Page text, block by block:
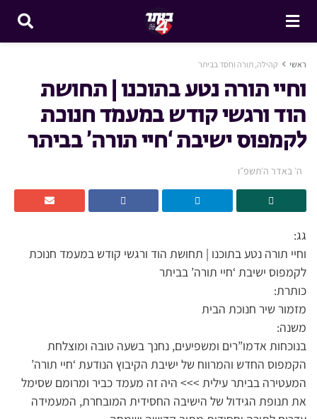
ראשי קהילה, תורה וחסד בביתר
וחיי תורה נטע בתוכנו | תחושת
הוד ורגשי קודש במעמד חנוכת
לקמפוס ישיבת ‘חיי תורה’ בביתר
ה׳ באדר ה׳תשפ״ו
גג:
וחיי תורה נטע בתוכנו | תחושת הוד ורגשי קודש במעמד חנוכת
לקמפוס ישיבת ‘חיי תורה’ בביתר
כותרת:
מזמור שיר חנוכת הבית
משנה:
בנוכחות אדמו”רים ומשפיעים, נחנך בשעה טובה ומוצלחת
הקמפוס החדש והמרווח של ישיבת הקיבוץ הנודעת ‘חיי תורה’
המעטירה בביתר עילית >>> היה זה מעמד כביר ומרומם שסימל
את תנופת הגידול של הישיבה החסידית המובחרת, המעמידה